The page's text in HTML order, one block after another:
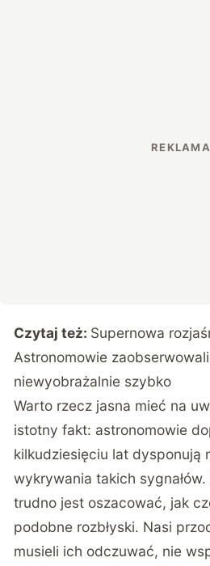
Czytaj też: Supernowa
Astronomowie
niewyobrażalnie szybko
Warto rzecz jasna mieć na
istotny fakt: astronomowie
kilkudziesięciu lat dysponują
wykrywania takich
trudno jest oszacować, jak
podobne rozbłyski. Nasi
musieli ich odczuwać, nie